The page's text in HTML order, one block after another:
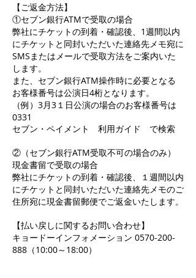
【ご返金方法】
①セブン銀行ATMで受取の場合
弊社にチケットの到着・確認後、1週間以内
にチケットと同封いただいた連絡先メモ宛に
SMSまたはメールで受取方法をご案内いた
します。
また、セブン銀行ATM操作時に必要となる
お客様番号は公演日4桁となります。
（例）3月3１日公演の場合のお客様番号は
0331
セブン・ペイメント 利用ガイド で検索
②（セブン銀行ATM受取不可の場合のみ）
現金書留で受取の場合
弊社にチケットの到着・確認後、１週間以内
にチケットと同封いただいた連絡先メモのご
住所宛に現金書留郵便でご返金いたします。
【払い戻しに関するお問い合わせ】
キョードーインフォメーション 0570-200-
888（10:00～18:00）